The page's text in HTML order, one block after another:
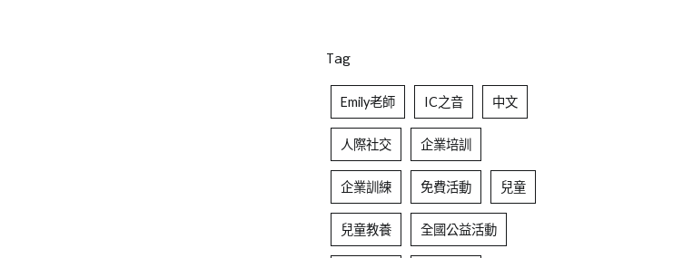
Tag
Emily老師 IC之音 中文
人際社交 企業培訓
企業訓練 免費活動 兒童
兒童教養 全國公益活動